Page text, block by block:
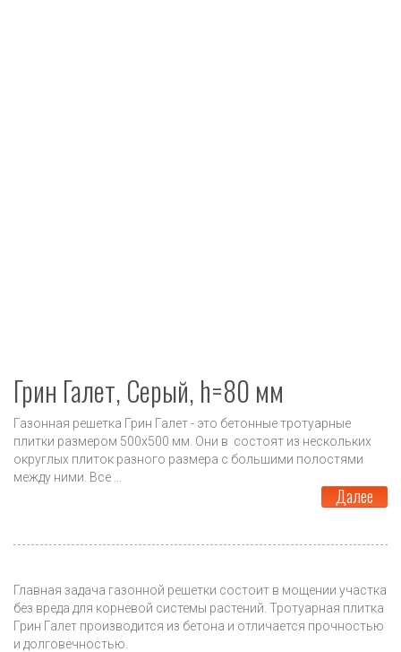
Грин Галет, Серый, h=80 мм
Газонная решетка Грин Галет - это бетонные тротуарные
плитки размером 500х500 мм. Они в состоят из нескольких
округлых плиток разного размера с большими полостями
между ними. Все ...
Далее
Главная задача газонной решетки состоит в мощении участка
без вреда для корневой системы растений. Тротуарная плитка
Грин Галет производится из бетона и отличается прочностью
и долговечностью.